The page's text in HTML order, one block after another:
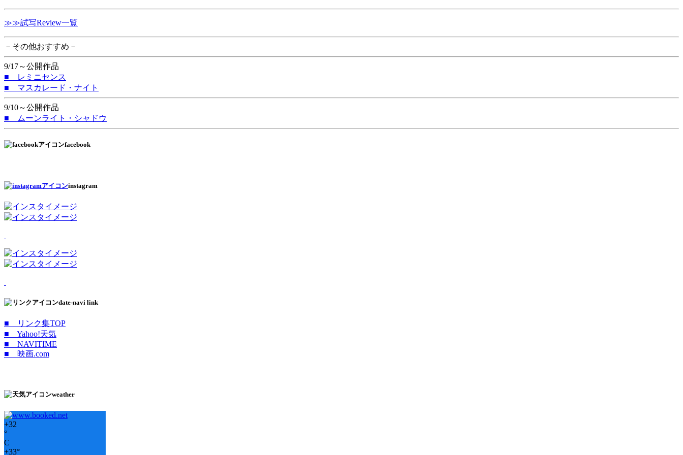
≫≫試写Review一覧
－その他おすすめ－
9/17～公開作品
■ レミニセンス
■ マスカレード・ナイト
9/10～公開作品
■ ムーンライト・シャドウ
facebook
instagram
date-navi link
■ リンク集TOP
■ Yahoo!天気
■ NAVITIME
■ 映画.com
weather
+32
°
C
+33°